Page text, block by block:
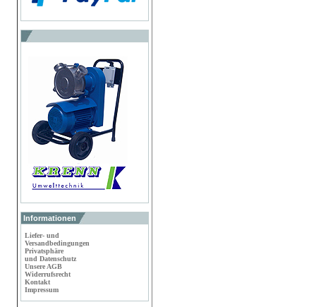
Informationen
Liefer- und
Versandbedingungen
Privatsphäre
und Datenschutz
Unsere AGB
Widerrufsrecht
Kontakt
Impressum